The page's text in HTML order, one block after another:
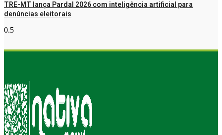
TRE-MT lança Pardal 2026 com inteligência artificial para
denúncias eleitorais